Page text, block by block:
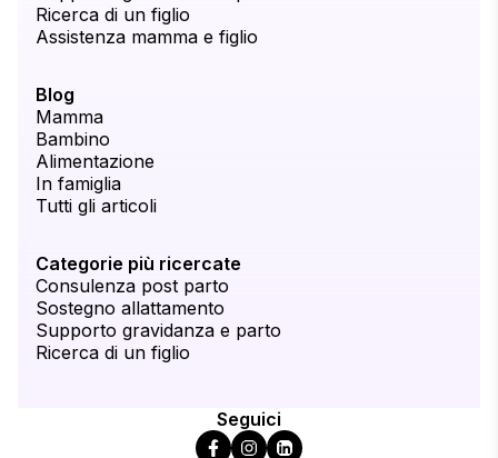
Ricerca di un figlio
Assistenza mamma e figlio
Blog
Mamma
Bambino
Alimentazione
In famiglia
Tutti gli articoli
Categorie più ricercate
Consulenza post parto
Sostegno allattamento
Supporto gravidanza e parto
Ricerca di un figlio
Seguici